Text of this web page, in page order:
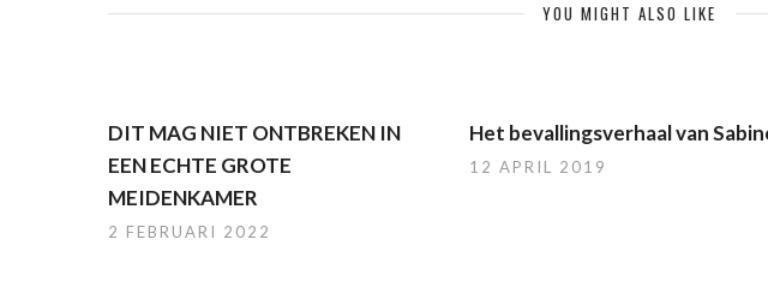
YOU MIGHT ALSO LIKE
DIT MAG NIET ONTBREKEN IN
EEN ECHTE GROTE
MEIDENKAMER
2 FEBRUARI 2022
Het bevallingsverhaal van
12 APRIL 2019